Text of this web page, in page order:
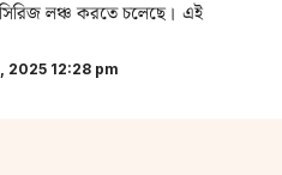
সিরিজ লঞ্চ করতে চলেছে। এই
2025 12:28 pm